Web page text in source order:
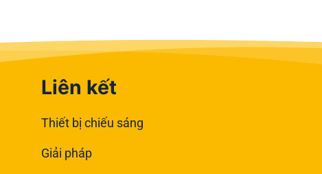
Liên kết
Thiết bị chiếu sáng
Giải pháp